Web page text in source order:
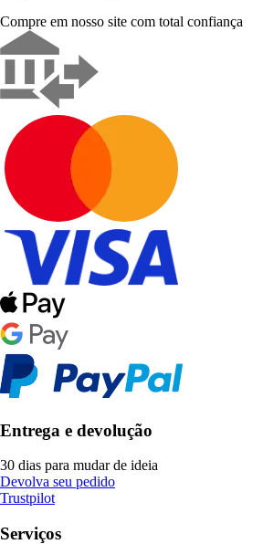
Compre em nosso site com total confiança
Entrega e devolução
30 dias para mudar de ideia
Devolva seu pedido
Trustpilot
Serviços